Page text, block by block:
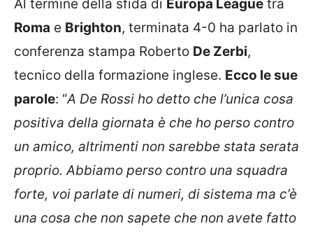
Al termine della sfida di Europa League tra
Roma e Brighton, terminata 4-0 ha parlato in
conferenza stampa Roberto De Zerbi,
tecnico della formazione inglese. Ecco le sue
parole: “A De Rossi ho detto che l’unica cosa
positiva della giornata è che ho perso contro
un amico, altrimenti non sarebbe stata serata
proprio. Abbiamo perso contro una squadra
forte, voi parlate di numeri, di sistema ma c’è
una cosa che non sapete che non avete fatto